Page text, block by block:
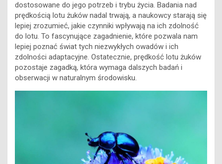
dostosowane do jego potrzeb i trybu życia. Badania nad
prędkością lotu żuków nadal trwają, a naukowcy starają się
lepiej zrozumieć, jakie czynniki wpływają na ich zdolność
do lotu. To fascynujące zagadnienie, które pozwala nam
lepiej poznać świat tych niezwykłych owadów i ich
zdolności adaptacyjne. Ostatecznie, prędkość lotu żuków
pozostaje zagadką, która wymaga dalszych badań i
obserwacji w naturalnym środowisku.